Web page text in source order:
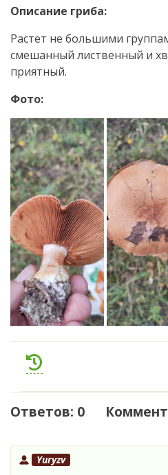
Описание гриба:
Растет не большими
смешанный лиственный и
приятный.
Фото:
Ответов: 0
Yuryzv